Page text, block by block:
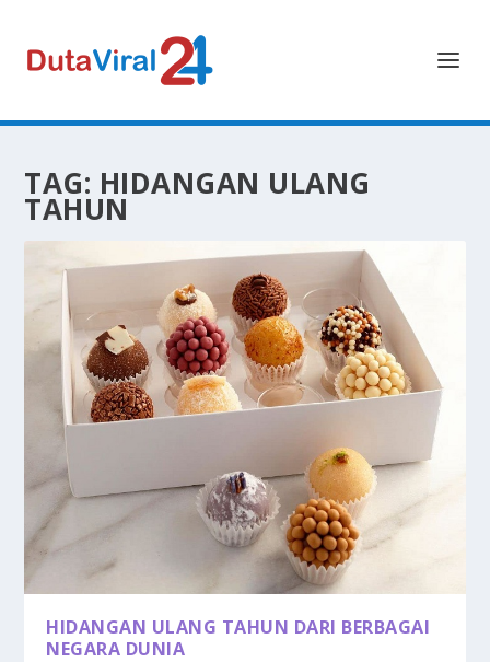
TAG: HIDANGAN ULANG
TAHUN
HIDANGAN ULANG TAHUN DARI BERBAGAI
NEGARA DUNIA